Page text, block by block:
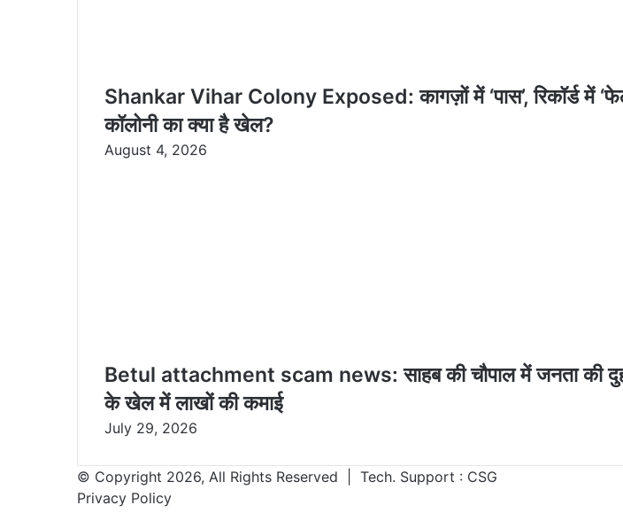
Shankar Vihar Colony Exposed: कागज़ों में ‘पास’, रिकॉर्ड में
कॉलोनी का क्या है खेल?
August 4, 2026
Betul attachment scam news: साहब की चौपाल में जनता की
के खेल में लाखों की कमाई
July 29, 2026
© Copyright 2026, All Rights Reserved | Tech. Support : CSG
Privacy Policy